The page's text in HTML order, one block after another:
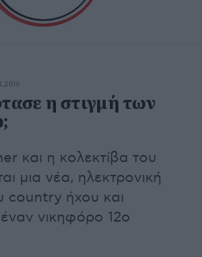
η στιγμή των
και η κολεκτίβα του
μια νέα, ηλεκτρονική
country ήχου και
νικηφόρο 12ο